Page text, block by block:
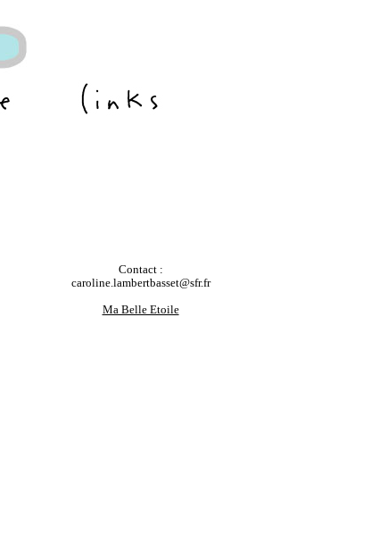
Contact :
caroline.lambertbasset@sfr.fr
Ma Belle Etoile